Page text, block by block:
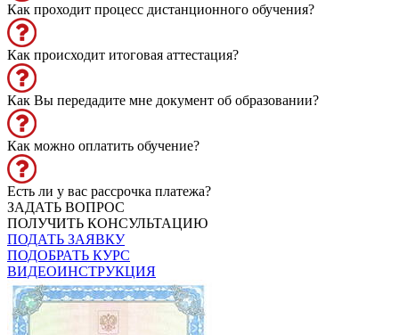
Как проходит процесс дистанционного обучения?
Как происходит итоговая аттестация?
Как Вы передадите мне документ об образовании?
Как можно оплатить обучение?
Есть ли у вас рассрочка платежа?
ЗАДАТЬ ВОПРОС
ПОЛУЧИТЬ КОНСУЛЬТАЦИЮ
ПОДАТЬ ЗАЯВКУ
ПОДОБРАТЬ КУРС
ВИДЕОИНСТРУКЦИЯ